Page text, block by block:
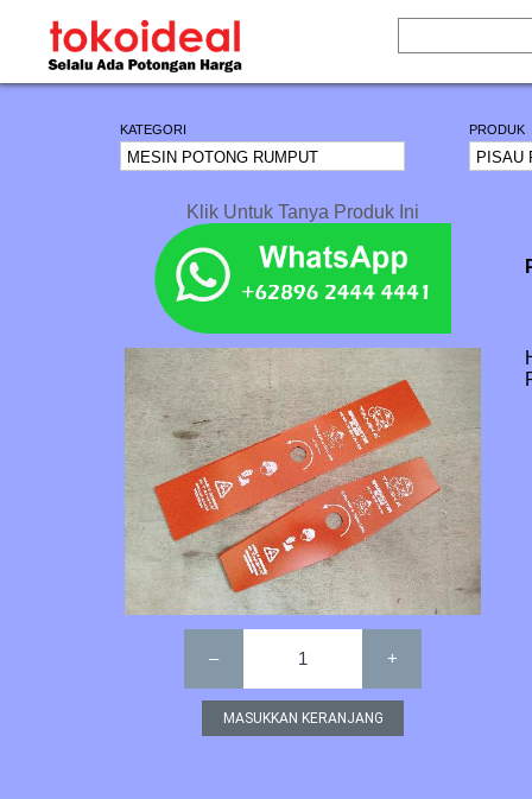
KATEGORI PRODUK
Klik Untuk Tanya Produk Ini
– 1 +